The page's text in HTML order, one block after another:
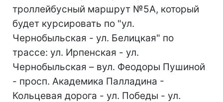
троллейбусный маршрут №5А, который
будет курсировать по "ул.
Чернобыльская - ул. Белицкая" по
трассе: ул. Ирпенская - ул.
Чернобыльская – вул. Феодоры Пушиной
- просп. Академика Палладина -
Кольцевая дорога - ул. Победы - ул.